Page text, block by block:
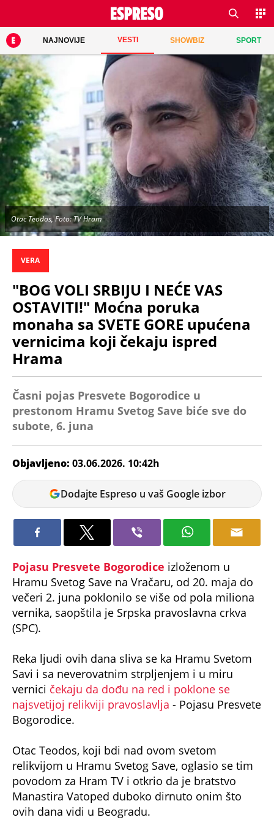
NAJNOVIJE VESTI SHOWBIZ SPORT
Otac Teodos, Foto: TV Hram
VERA
"BOG VOLI SRBIJU I NEĆE VAS
OSTAVITI!" Moćna poruka
monaha sa SVETE GORE upućena
vernicima koji čekaju ispred
Hrama
Časni pojas Presvete Bogorodice u
prestonom Hramu Svetog Save biće sve do
subote, 6. juna
Objavljeno: 03.06.2026. 10:42h
Ana
Petrović
Dodajte Espreso u vaš Google izbor
Pojasu Presvete Bogorodice izloženom u
Hramu Svetog Save na Vračaru, od 20. maja do
večeri 2. juna poklonilo se više od pola miliona
vernika, saopštila je Srpska pravoslavna crkva
(SPC).
Reka ljudi ovih dana sliva se ka Hramu Svetom
Savi i sa neverovatnim strpljenjem i u miru
vernici čekaju da dođu na red i poklone se
najsvetijoj relikviji pravoslavlja - Pojasu Presvete
Bogorodice.
Otac Teodos, koji bdi nad ovom svetom
relikvijom u Hramu Svetog Save, oglasio se tim
povodom za Hram TV i otkrio da je bratstvo
Manastira Vatoped duboko dirnuto onim što
ovih dana vidi u Beogradu.